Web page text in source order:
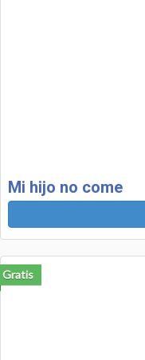
Mi hijo no come
Gratis